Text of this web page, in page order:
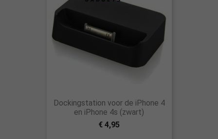
Dockingstation voor de iPhone 4
en iPhone 4s (zwart)
€ 4,95